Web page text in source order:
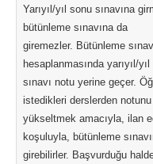
Yarıyıl/yıl sonu sınavına
bütünleme sınavına da
giremezler. Bütünleme
hesaplanmasında yarıyıl/
sınavı notu yerine geçer.
istedikleri derslerden notunu
yükseltmek amacıyla, ilan
koşuluyla, bütünleme
girebilirler. Başvurduğu